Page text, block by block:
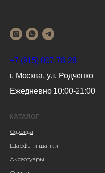
+7 (915) 007-78-28
г. Москва, ул. Родченко
Ежедневно 10:00-21:00
КАТАЛОГ
Одежда
Шарфы и шапки
Аксессуары